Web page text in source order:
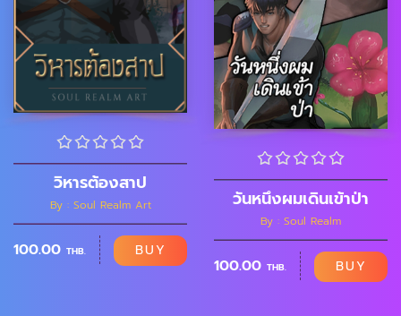
วิหารต้องสาป
By : Soul Realm Art
100.00 THB. BUY
วันหนึ่งผมเดินเข้าป่า
By : Soul Realm
100.00 THB. BUY